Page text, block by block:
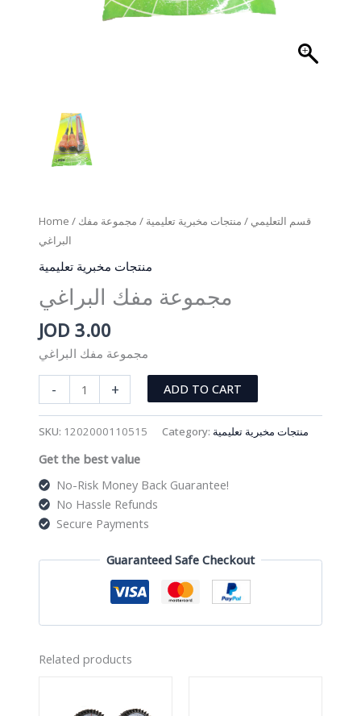
Home / قسم التعليمي / منتجات مخبرية تعليمية / مجموعة مفك
البراغي
منتجات مخبرية تعليمية
مجموعة مفك البراغي
JOD 3.00
مجموعة مفك البراغي
-
مفك
+ ADD TO CART
SKU: 1202000110515 Category: منتجات مخبرية تعليمية
Get the best value
No-Risk Money Back Guarantee!
No Hassle Refunds
Secure Payments
Guaranteed Safe Checkout
Related products